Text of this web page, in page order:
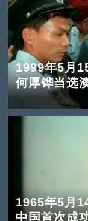
1999年5月
何厚铧当选
1965年5月
中国首次成